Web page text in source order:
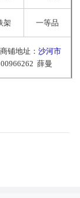
架 一等品
铺地址： 沙河市
薛曼